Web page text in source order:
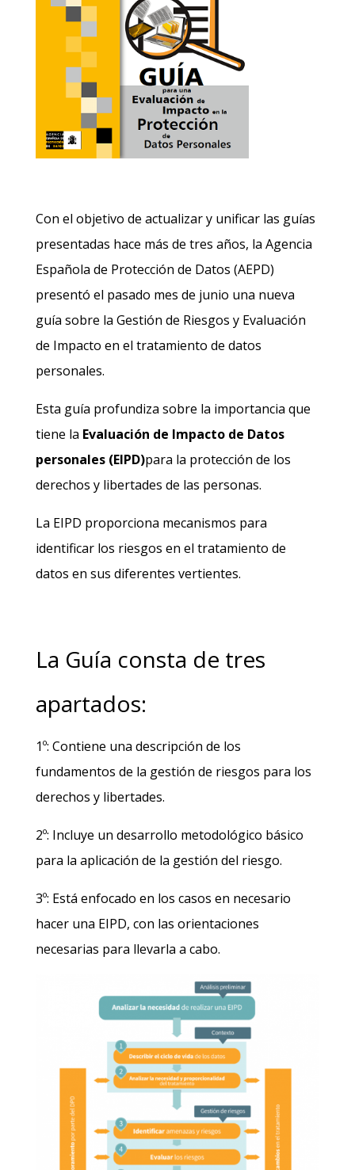
Con el objetivo de actualizar y unificar las guías
presentadas hace más de tres años, la Agencia
Española de Protección de Datos (AEPD)
presentó el pasado mes de junio una nueva
guía sobre la Gestión de Riesgos y Evaluación
de Impacto en el tratamiento de datos
personales.
Esta guía profundiza sobre la importancia que
tiene la Evaluación de Impacto de Datos
personales (EIPD)para la protección de los
derechos y libertades de las personas.
La EIPD proporciona mecanismos para
identificar los riesgos en el tratamiento de
datos en sus diferentes vertientes.
La Guía consta de tres
apartados:
1º: Contiene una descripción de los
fundamentos de la gestión de riesgos para los
derechos y libertades.
2º: Incluye un desarrollo metodológico básico
para la aplicación de la gestión del riesgo.
3º: Está enfocado en los casos en necesario
hacer una EIPD, con las orientaciones
necesarias para llevarla a cabo.